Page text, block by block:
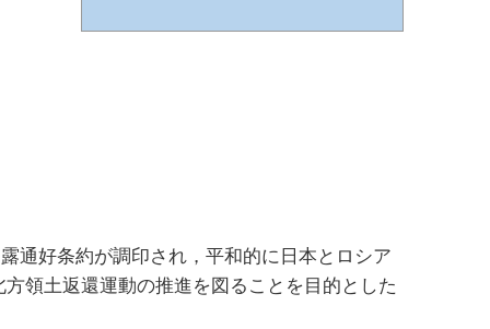
通好条約が調印され，平和的に日本とロシア
領土返還運動の推進を図ることを目的とした